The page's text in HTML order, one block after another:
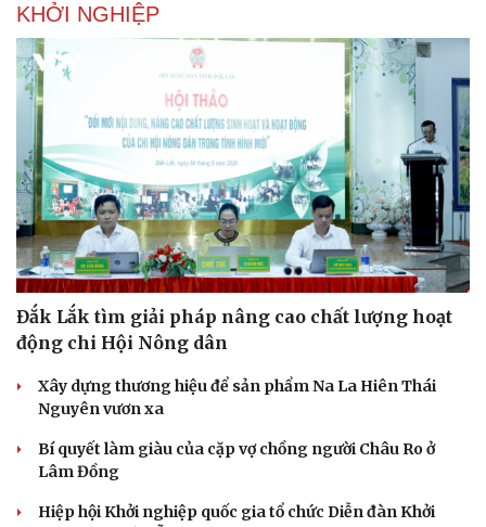
KHỞI NGHIỆP
Đắk Lắk tìm giải pháp nâng cao chất lượng hoạt
động chi Hội Nông dân
Xây dựng thương hiệu để sản phẩm Na La Hiên Thái
Nguyên vươn xa
Bí quyết làm giàu của cặp vợ chồng người Châu Ro ở
Lâm Đồng
Hiệp hội Khởi nghiệp quốc gia tổ chức Diễn đàn Khởi